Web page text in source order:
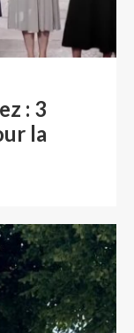
: 3
la